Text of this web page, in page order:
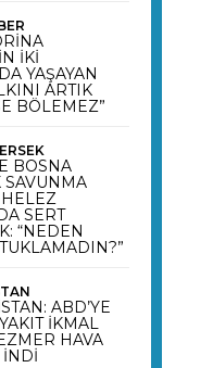
İKİ
YAŞAYAN
ARTIK
BÖLEMEZ”
BOSNA
SAVUNMA
SERT
“NEDEN
ABD’YE
İKMAL
HAVA
İNDİ